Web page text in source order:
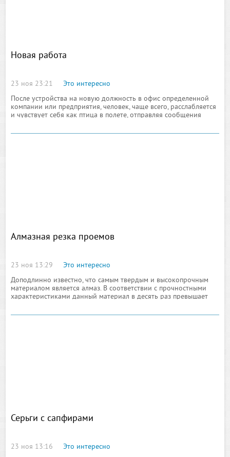
Новая работа
23 ноя 23:21
Это интересно
После устройства на новую должность в офис определенной
компании или предприятия, человек, чаще всего, расслабляется
и чувствует себя как птица в полете, отправляя сообщения
Алмазная резка проемов
23 ноя 13:29
Это интересно
Доподлинно известно, что самым твердым и высокопрочным
материалом является алмаз. В соответствии с прочностными
характеристиками данный материал в десять раз превышает
Серьги с сапфирами
23 ноя 13:16
Это интересно